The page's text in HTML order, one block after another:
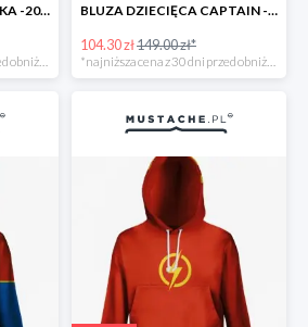
Zimowa czapka PANTERKA -20% BLUZA DZIECIĘCA CAPTAIN -30%
104.30 zł149.00 zł*